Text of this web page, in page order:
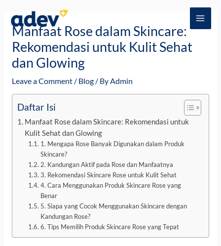
content
Manfaat Rose dalam Skincare:
Rekomendasi untuk Kulit Sehat
dan Glowing
Leave a Comment / Blog/ By Admin
Daftar Isi
Manfaat Rose dalam Skincare: Rekomendasi untuk
Kulit Sehat dan Glowing
1. Mengapa Rose Banyak Digunakan dalam Produk
Skincare?
2. Kandungan Aktif pada Rose dan Manfaatnya
3. Rekomendasi Skincare Rose untuk Kulit Sehat
4. Cara Menggunakan Produk Skincare Rose yang
Benar
5. Siapa yang Cocok Menggunakan Skincare dengan
Kandungan Rose?
6. Tips Memilih Produk Skincare Rose yang Tepat
navigation